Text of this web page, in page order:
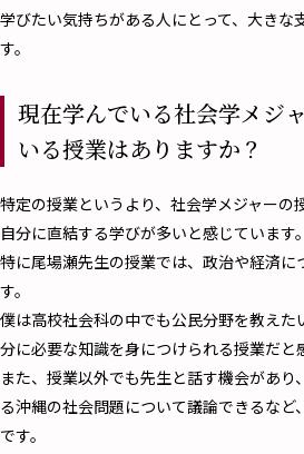
学びたい気持ちがある人にとって、大きな
す。
現在学んでいる社会学メジ
いる授業はありますか？
特定の授業というより、社会学メジャーの
自分に直結する学びが多いと感じています。
特に尾場瀬先生の授業では、政治や経済に
す。
僕は高校社会科の中でも公民分野を教えた
分に必要な知識を身につけられる授業だと
また、授業以外でも先生と話す機会があり
る沖縄の社会問題について議論できるなど
です。